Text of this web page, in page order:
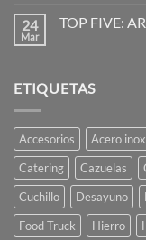
para
restaurantes
en
Ají
Diseño
24
Mar
TOP FIVE:
TOP
ETIQUETAS
Accesorios Acero
Catering
Cazuelas
Cuchillo
Desayuno
Food Truck
Hierro